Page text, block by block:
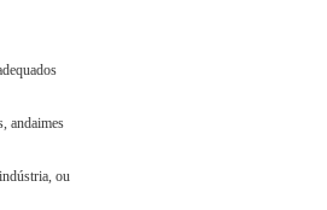
andaimes
ou